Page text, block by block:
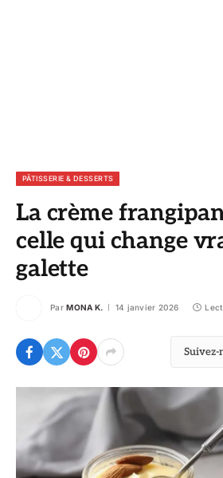
PÂTISSERIE & DESSERTS
La crème
celle qui change
galette
Par MONA K. 14 janvier 2026
Suivez-